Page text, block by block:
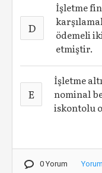
D
İşletme
ödemeli
etmiştir.
E
İşletme
nominal
iskontolu
0 Yorum